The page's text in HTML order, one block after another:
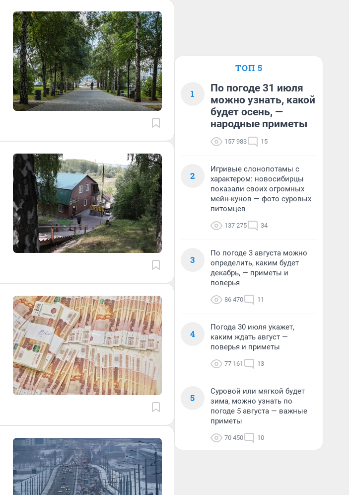
ТОП 5
1
По погоде 31 июля
можно узнать, какой
будет осень, —
народные приметы
157 983 15
2
Игривые слонопотамы с
характером: новосибирцы
показали своих огромных
мейн-кунов — фото суровых
питомцев
137 275 34
3
По погоде 3 августа можно
определить, каким будет
декабрь, — приметы и
поверья
86 470 11
4
Погода 30 июля укажет,
каким ждать август —
поверья и приметы
77 161 13
5
Суровой или мягкой будет
зима, можно узнать по
погоде 5 августа — важные
приметы
70 450 10